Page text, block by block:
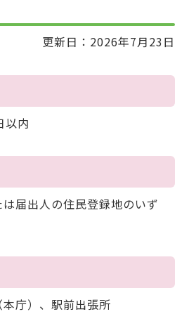
更新日：2026年7月23日
以内
届出人の住民登録地のいず
庁）、駅前出張所